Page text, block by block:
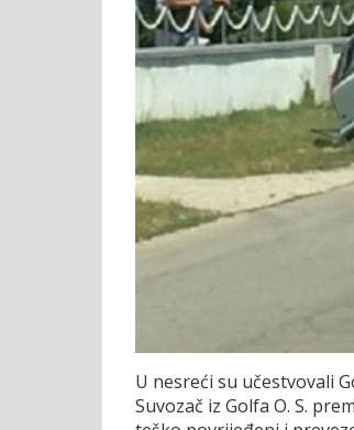
U nesreći su učestvovali
Suvozač iz Golfa O. S.